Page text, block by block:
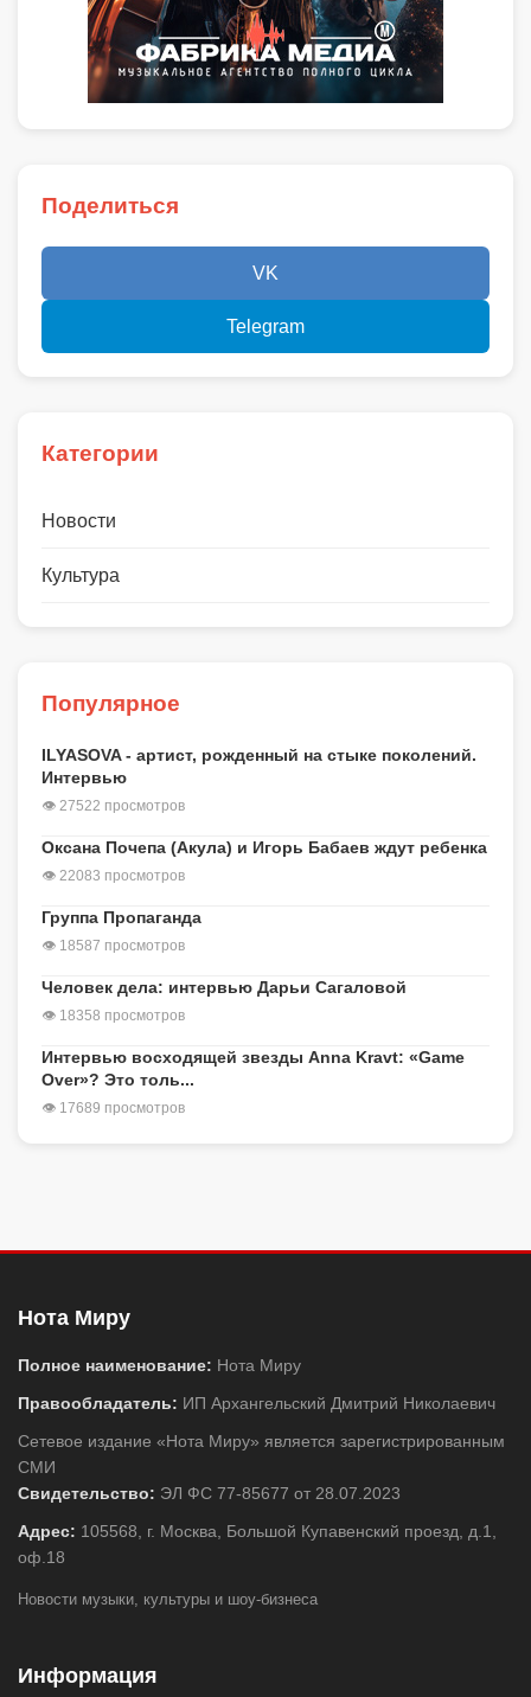
Поделиться
VK
Telegram
Категории
Новости
Культура
Популярное
ILYASOVA - артист, рожденный на стыке поколений.
Интервью
👁 27522 просмотров
Оксана Почепа (Акула) и Игорь Бабаев ждут ребенка
👁 22083 просмотров
Группа Пропаганда
👁 18587 просмотров
Человек дела: интервью Дарьи Сагаловой
👁 18358 просмотров
Интервью восходящей звезды Anna Kravt: «Game
Over»? Это толь...
👁 17689 просмотров
Нота Миру
Полное наименование: Нота Миру
Правообладатель: ИП Архангельский Дмитрий Николаевич
Сетевое издание «Нота Миру» является зарегистрированным
СМИ
Свидетельство: ЭЛ ФС 77-85677 от 28.07.2023
Адрес: 105568, г. Москва, Большой Купавенский проезд, д.1,
оф.18
Новости музыки, культуры и шоу-бизнеса
Информация